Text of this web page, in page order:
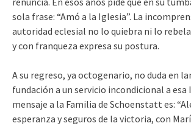
sola frase: “Amó a la Iglesia”. La
autoridad eclesial no lo quiebra ni lo
y con franqueza expresa su postura.
A su regreso, ya octogenario, no duda en
fundación a un servicio incondicional a
mensaje a la Familia de Schoenstatt es:
esperanza y seguros de la victoria, con